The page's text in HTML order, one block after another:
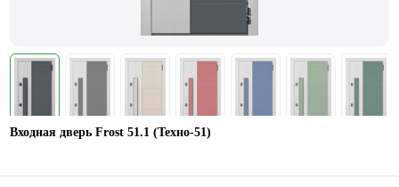
Входная дверь Frost 51.1 (Техно-51)